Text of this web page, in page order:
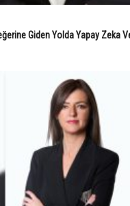
Giden Yolda Yapay Zeka